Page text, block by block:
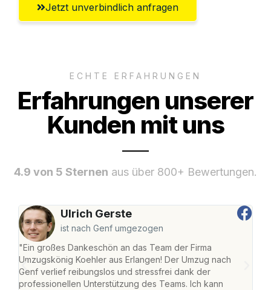
Jetzt unverbindlich anfragen
ECHTE ERFAHRUNGEN
Erfahrungen unserer
Kunden mit uns
4.9 von 5 Sternen aus über 800+ Bewertungen.
Ulrich Gerste
ist nach Genf umgezogen
"Ein großes Dankeschön an das Team der Firma
Umzugskönig Koehler aus Erlangen! Der Umzug nach
Genf verlief reibungslos und stressfrei dank der
professionellen Unterstützung des Teams. Ich kann